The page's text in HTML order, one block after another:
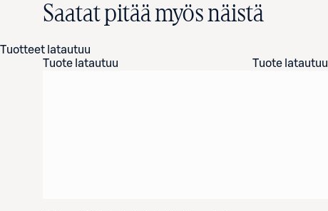
Saatat pitää myös näistä
Tuotteet latautuu
Tuote latautuu
Tuote latautuu